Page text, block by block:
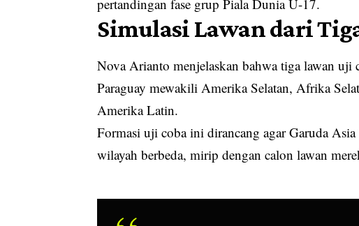
pertandingan fase grup Piala Dunia U-17.
Simulasi Lawan dari
Nova Arianto menjelaskan bahwa tiga lawan uji
Paraguay mewakili Amerika Selatan, Afrika
Amerika Latin.
Formasi uji coba ini dirancang agar Garuda
wilayah berbeda, mirip dengan calon lawan